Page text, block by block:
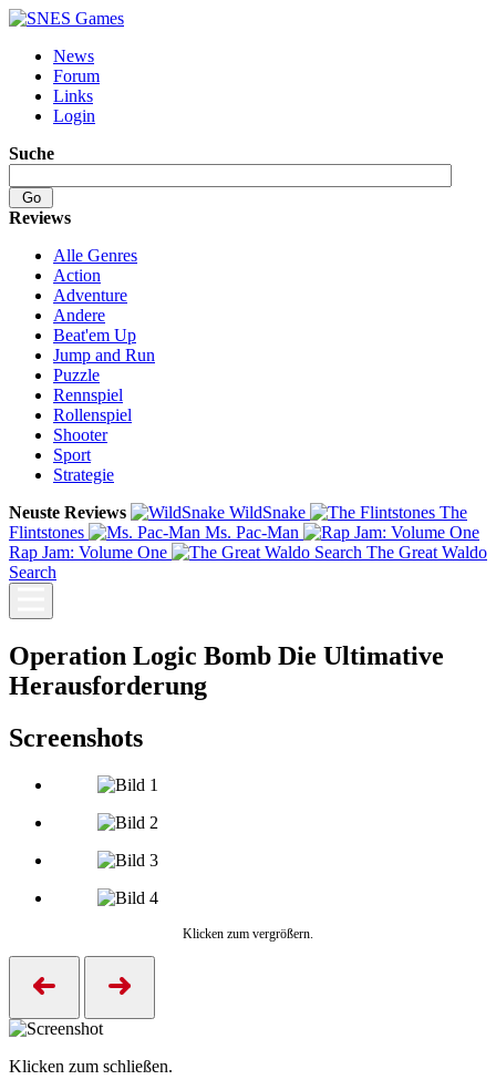
News
Forum
Links
Login
Suche
Reviews
Alle Genres
Action
Adventure
Andere
Beat'em Up
Jump and Run
Puzzle
Rennspiel
Rollenspiel
Shooter
Sport
Strategie
Neuste Reviews
WildSnake
The
Flintstones
Ms. Pac-Man
Rap Jam: Volume One
The Great Waldo
Search
Operation Logic Bomb Die Ultimative
Herausforderung
Screenshots
Klicken zum vergrößern.
Klicken zum schließen.